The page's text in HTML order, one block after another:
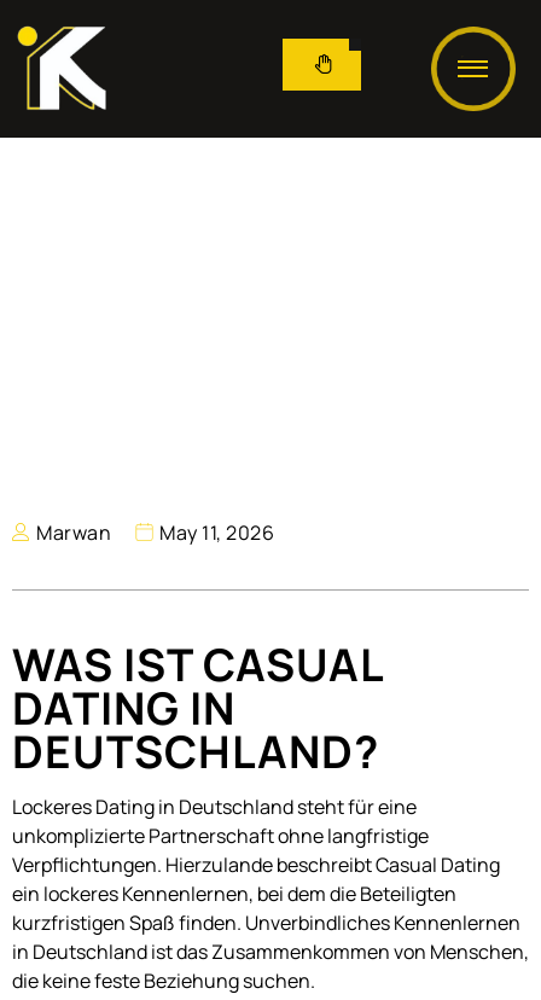
Marwan May 11, 2026
WAS IST CASUAL
DATING IN
DEUTSCHLAND?
Lockeres Dating in Deutschland steht für eine
unkomplizierte Partnerschaft ohne langfristige
Verpflichtungen. Hierzulande beschreibt Casual Dating
ein lockeres Kennenlernen, bei dem die Beteiligten
kurzfristigen Spaß finden. Unverbindliches Kennenlernen
in Deutschland ist das Zusammenkommen von Menschen,
die keine feste Beziehung suchen.